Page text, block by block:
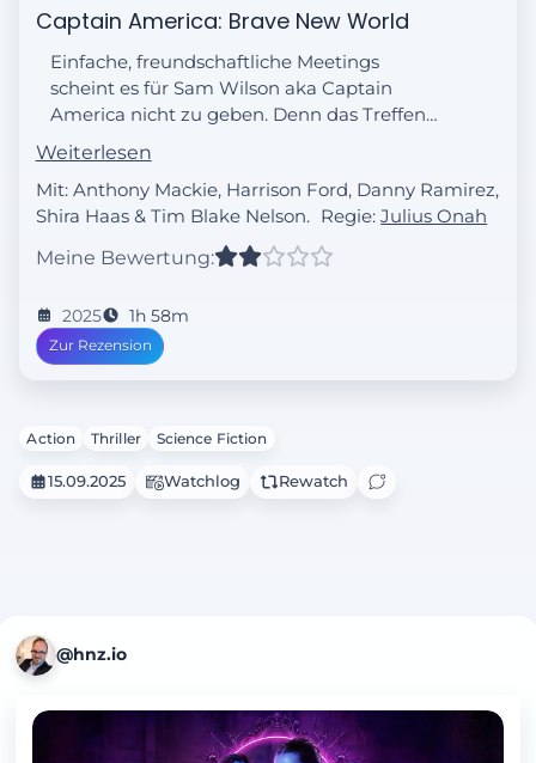
Captain America: Brave New World
Einfache, freundschaftliche Meetings
scheint es für Sam Wilson aka Captain
America nicht zu geben. Denn das Treffen
mit dem gerade erst ins Amt gewählten US-
Präsidenten Thaddeus Ross verwickelt den
Avenger mit dem ikonischen Vibranium-
Schild in einen Konflikt globalen Ausmaßes.
Doch noch ist Zeit, die Welt davor zu
bewahren, ins absolute Chaos zu stürzen.
Weiterlesen
Mit: Anthony Mackie, Harrison Ford, Danny Ramirez,
Shira Haas & Tim Blake Nelson. Regie:Julius Onah
Meine Bewertung:
2025 1h 58m
Zur Rezension
Action Thriller Science Fiction
15.09.2025 Watchlog Rewatch
@hnz.io